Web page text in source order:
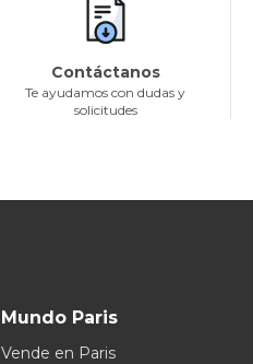
Contáctanos
Te ayudamos con dudas y
solicitudes
Mundo Paris
Vende en Paris